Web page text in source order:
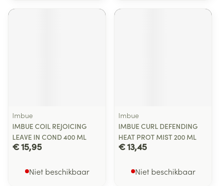
Imbue
IMBUE COIL REJOICING
LEAVE IN COND 400 ML
€ 15,95
Niet beschikbaar
Imbue
IMBUE CURL DEFENDING
HEAT PROT MIST 200 ML
€ 13,45
Niet beschikbaar